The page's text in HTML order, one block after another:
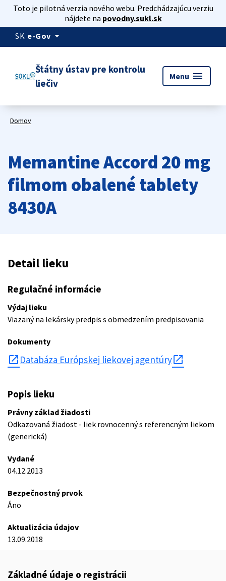
Toto je pilotná verzia nového webu. Predchádzajúcu verziu
nájdete na povodny.sukl.sk
SK e-Gov arrow_drop_down
Štátny ústav pre kontrolu
liečiv
Menu menu
Domov
Memantine Accord 20 mg
filmom obalené tablety
8430A
Detail lieku
Regulačné informácie
Výdaj lieku
Viazaný na lekársky predpis s obmedzením predpisovania
Dokumenty
open_in_new Databáza Európskej liekovej agentúry
Popis lieku
Právny základ žiadosti
Odkazovaná žiadost - liek rovnocenný s referencným liekom
(generická)
Vydané
04.12.2013
Bezpečnostný prvok
Áno
Aktualizácia údajov
13.09.2018
Základné údaje o registrácii